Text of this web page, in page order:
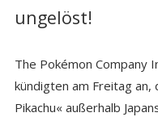
ungelöst!
The Pokémon Company
kündigten am Freitag
Pikachu« außerhalb